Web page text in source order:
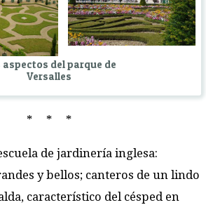
aspectos del parque de
Versalles
* * *
de jardinería inglesa:
y bellos; canteros de un lindo
característico del césped en